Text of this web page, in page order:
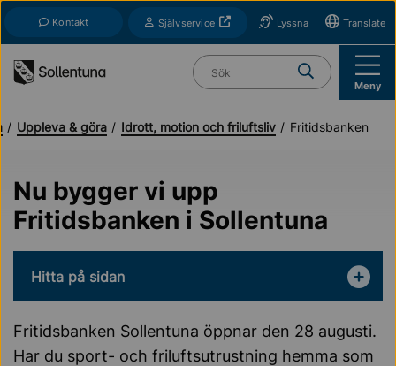
Kontakt SjälvserviceÖppnas i nytt fönsterLyssna Translate
Vad söker du?
Meny
Uppleva & göra Idrott, motion och friluftsliv Fritidsbanken
Nu bygger vi upp
Fritidsbanken i Sollentuna
Hitta på sidan
Fritidsbanken Sollentuna öppnar den 28 augusti.
Har du sport- och friluftsutrustning hemma som